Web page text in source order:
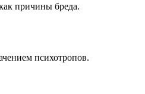
причины бреда.
психотропов.